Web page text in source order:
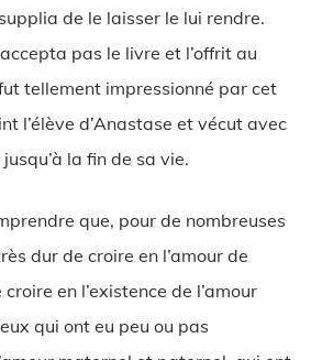
de le laisser le lui rendre.
pas le livre et l’offrit au
tellement impressionné par cet
l’élève d’Anastase et vécut avec
la fin de sa vie.
que, pour de nombreuses
dur de croire en l’amour de
en l’existence de l’amour
qui ont eu peu ou pas